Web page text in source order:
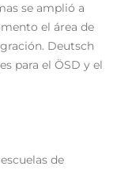
se amplió a
el área de
Deutsch
para el ÖSD y el
de